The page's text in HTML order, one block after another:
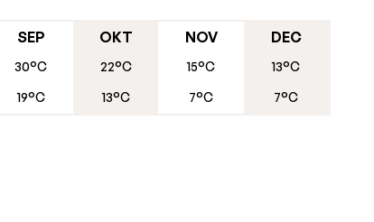
SEP
30°C
19°C
OKT
22°C
13°C
NOV
15°C
7°C
DEC
13°C
7°C